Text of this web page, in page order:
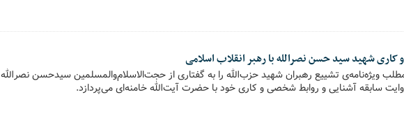
شهید سید حسن نصرالله با رهبر انقلاب اسلامی
ویژه‌نامه‌ی تشییع رهبران شهید حزب‌الله را به گفتاری از حجت‌الاسلام‌والمسلمین سیدحسن نصرالله
سابقه آشنایی و روابط شخصی و کاری خود با حضرت آیت‌الله خامنه‌ای می‌پردازد.